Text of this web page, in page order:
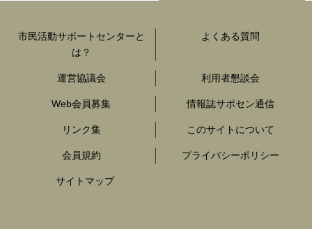
市民活動サポートセンターと
は？
よくある質問
運営協議会 利用者懇談会
Web会員募集 情報誌サポセン通信
リンク集 このサイトについて
会員規約 プライバシーポリシー
サイトマップ